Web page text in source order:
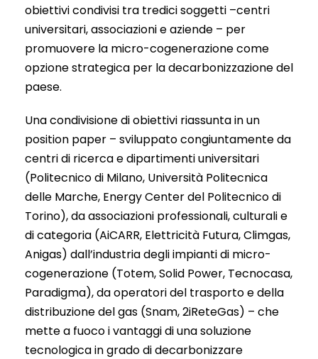
obiettivi condivisi tra tredici soggetti –centri
universitari, associazioni e aziende – per
promuovere la micro-cogenerazione come
opzione strategica per la decarbonizzazione del
paese.
Una condivisione di obiettivi riassunta in un
position paper – sviluppato congiuntamente da
centri di ricerca e dipartimenti universitari
(Politecnico di Milano, Università Politecnica
delle Marche, Energy Center del Politecnico di
Torino), da associazioni professionali, culturali e
di categoria (AiCARR, Elettricità Futura, Climgas,
Anigas) dall’industria degli impianti di micro-
cogenerazione (Totem, Solid Power, Tecnocasa,
Paradigma), da operatori del trasporto e della
distribuzione del gas (Snam, 2iReteGas) – che
mette a fuoco i vantaggi di una soluzione
tecnologica in grado di decarbonizzare